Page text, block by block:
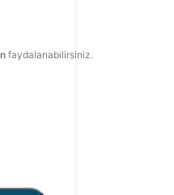
faydalanabilirsiniz.